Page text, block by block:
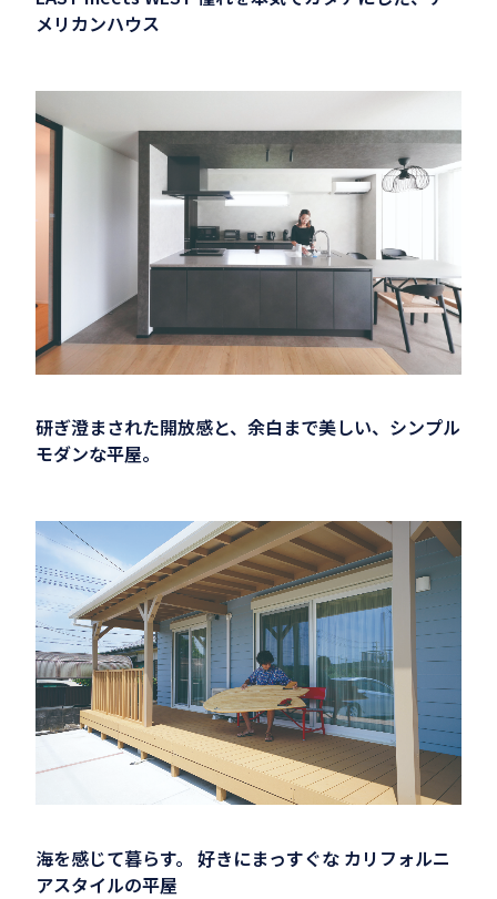
メリカンハウス
研ぎ澄まされた開放感と、余白まで美しい、シンプル
モダンな平屋。
海を感じて暮らす。 好きにまっすぐな カリフォルニ
アスタイルの平屋